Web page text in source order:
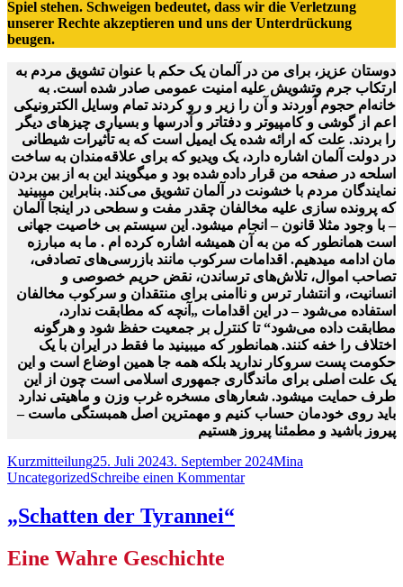
Spiel stehen. Schweigen bedeutet, dass wir die Verletzung
unserer Rechte akzeptieren und uns der Unterdrückung
beugen.
دوستان عزیز، برای من در آلمان یک حکم با عنوان تشویق مردم به
ارتکاب جرم وتشویش علیه امنیت عمومی صادر شده است. به
خانه‌ام حجوم آوردند و آن را زیر و رو کردند تمام وسایل الکترونیکی
اعم از گوشی و کامپیوتر و دفتاتر و آدرسها و بسیاری چیزهای دیگر
را بردند. علت که ارائه شده یک ایمیل است که به تأثیرات شیطانی
در دولت آلمان اشاره دارد، یک ویدیو که برای علاقه‌مندان به ساخت
اسلحه در صفحه من قرار داده شده بود و میگویند این به از بین بردن
نمایندگان مردم با خشونت در آلمان تشویق می‌کند. بنابراین میبینید
که پرونده سازی علیه مخالفان چقدر مفت و سطحی در اینجا آلمان
– با وجود مثلا قانون – انجام میشود. این سیستم بی خاصیت جهانی
است همانطور که من به آن همیشه اشاره کرده ام . ما به مبارزه
مان ادامه میدهیم. اقدامات سرکوب مانند بازرسی‌های تصادفی،
تصاحب اموال، تلاش‌های ترساندن، نقض حریم خصوصی و
انسانیت، و انتشار ترس و ناامنی برای منتقدان و سرکوب مخالفان
استفاده می‌شود – در این اقدامات „آنچه که مطابقت ندارد،
مطابقت داده می‌شود“ تا کنترل بر جمعیت حفظ شود و هرگونه
اختلاف را خفه کنند. همانطور که میبینید ما فقط در ایران با یک
حکومت پست سروکار ندارید بلکه همه جا همین اوضاع است و این
یک علت اصلی برای ماندگاری جمهوری اسلامی است چون از این
طرف حمایت میشود. شعارهای مسخره غرب وزن و ماهیتی ندارد
باید روی خودمان حساب کنیم و مهمترین اصل همبستگی ماست –
پیروز باشید و مطمئنا پیروز هستیم
Format
KurzmitteilungVeröffentlicht
am
25. Juli 20243. September 2024Autor
Mina
UncategorizedSchreibe einen Kommentarzu
„Schatten der Tyrannei“
Eine Wahre Geschichte